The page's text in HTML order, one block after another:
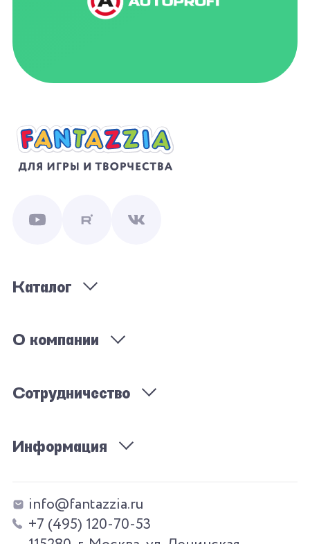
Каталог
О компании
Сотрудничество
Информация
info@fantazzia.ru
+7 (495) 120-70-53